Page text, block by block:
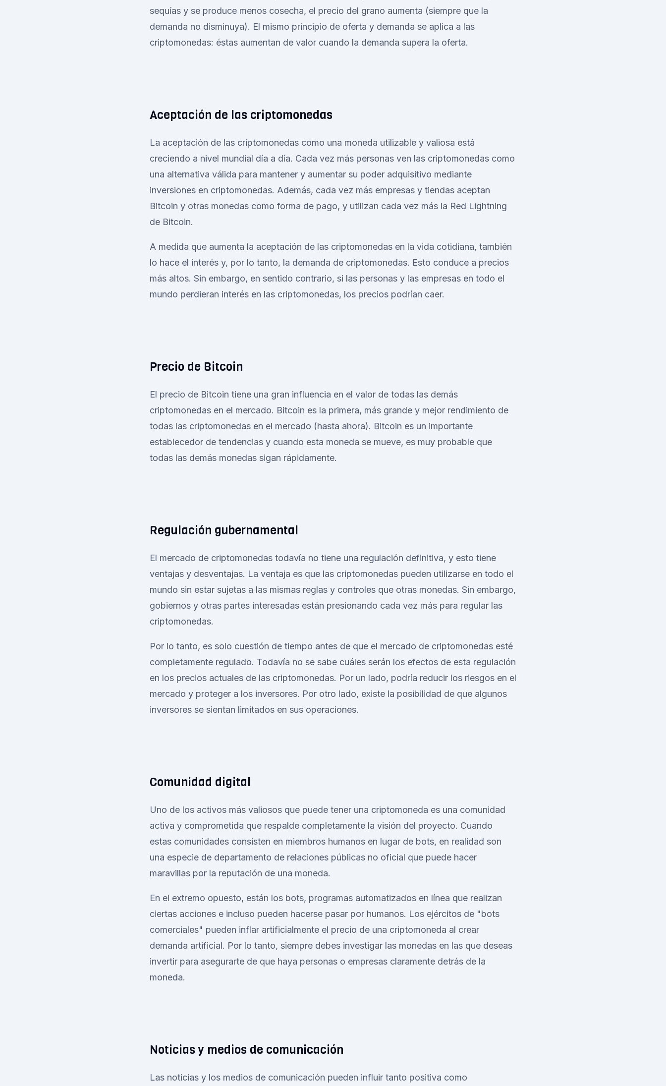
sequías y se produce menos cosecha, el precio del grano aumenta (siempre que la
demanda no disminuya). El mismo principio de oferta y demanda se aplica a las
criptomonedas: éstas aumentan de valor cuando la demanda supera la oferta.
Aceptación de las criptomonedas
La aceptación de las criptomonedas como una moneda utilizable y valiosa está
creciendo a nivel mundial día a día. Cada vez más personas ven las criptomonedas como
una alternativa válida para mantener y aumentar su poder adquisitivo mediante
inversiones en criptomonedas. Además, cada vez más empresas y tiendas aceptan
Bitcoin y otras monedas como forma de pago, y utilizan cada vez más la Red Lightning
de Bitcoin.
A medida que aumenta la aceptación de las criptomonedas en la vida cotidiana, también
lo hace el interés y, por lo tanto, la demanda de criptomonedas. Esto conduce a precios
más altos. Sin embargo, en sentido contrario, si las personas y las empresas en todo el
mundo perdieran interés en las criptomonedas, los precios podrían caer.
Precio de Bitcoin
El precio de Bitcoin tiene una gran influencia en el valor de todas las demás
criptomonedas en el mercado. Bitcoin es la primera, más grande y mejor rendimiento de
todas las criptomonedas en el mercado (hasta ahora). Bitcoin es un importante
establecedor de tendencias y cuando esta moneda se mueve, es muy probable que
todas las demás monedas sigan rápidamente.
Regulación gubernamental
El mercado de criptomonedas todavía no tiene una regulación definitiva, y esto tiene
ventajas y desventajas. La ventaja es que las criptomonedas pueden utilizarse en todo el
mundo sin estar sujetas a las mismas reglas y controles que otras monedas. Sin embargo,
gobiernos y otras partes interesadas están presionando cada vez más para regular las
criptomonedas.
Por lo tanto, es solo cuestión de tiempo antes de que el mercado de criptomonedas esté
completamente regulado. Todavía no se sabe cuáles serán los efectos de esta regulación
en los precios actuales de las criptomonedas. Por un lado, podría reducir los riesgos en el
mercado y proteger a los inversores. Por otro lado, existe la posibilidad de que algunos
inversores se sientan limitados en sus operaciones.
Comunidad digital
Uno de los activos más valiosos que puede tener una criptomoneda es una comunidad
activa y comprometida que respalde completamente la visión del proyecto. Cuando
estas comunidades consisten en miembros humanos en lugar de bots, en realidad son
una especie de departamento de relaciones públicas no oficial que puede hacer
maravillas por la reputación de una moneda.
En el extremo opuesto, están los bots, programas automatizados en línea que realizan
ciertas acciones e incluso pueden hacerse pasar por humanos. Los ejércitos de "bots
comerciales" pueden inflar artificialmente el precio de una criptomoneda al crear
demanda artificial. Por lo tanto, siempre debes investigar las monedas en las que deseas
invertir para asegurarte de que haya personas o empresas claramente detrás de la
moneda.
Noticias y medios de comunicación
Las noticias y los medios de comunicación pueden influir tanto positiva como